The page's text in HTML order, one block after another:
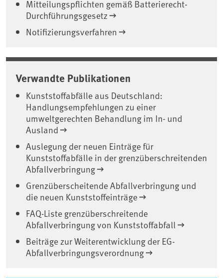
Mitteilungspflichten gemäß Batterierecht-
Durchführungsgesetz
Notifizierungsverfahren
Verwandte Publikationen
Kunststoffabfälle aus Deutschland:
Handlungsempfehlungen zu einer
umweltgerechten Behandlung im In- und
Ausland
Auslegung der neuen Einträge für
Kunststoffabfälle in der grenzüberschreitenden
Abfallverbringung
Grenzüberscheitende Abfallverbringung und
die neuen Kunststoffeinträge
FAQ-Liste grenzüberschreitende
Abfallverbringung von Kunststoffabfall
Beiträge zur Weiterentwicklung der EG-
Abfallverbringungsverordnung